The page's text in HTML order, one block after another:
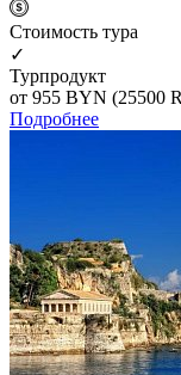
Cтоимость тура
✓
Турпродукт
от 955 BYN (25500
Подробнее